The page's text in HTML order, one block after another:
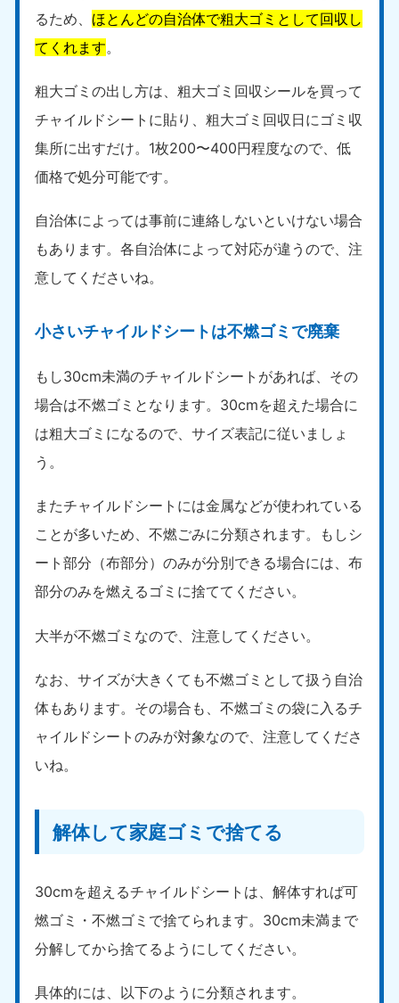
るため、 ほとんどの自治体で粗大ゴミとして回収し
てくれます。
粗大ゴミの出し方は、粗大ゴミ回収シールを買って
チャイルドシートに貼り、粗大ゴミ回収日にゴミ収
集所に出すだけ。1枚200〜400円程度なので、低
価格で処分可能です。
自治体によっては事前に連絡しないといけない場合
もあります。各自治体によって対応が違うので、注
意してくださいね。
小さいチャイルドシートは不燃ゴミで廃棄
もし30cm未満のチャイルドシートがあれば、その
場合は不燃ゴミとなります。30cmを超えた場合に
は粗大ゴミになるので、サイズ表記に従いましょ
う。
またチャイルドシートには金属などが使われている
ことが多いため、不燃ごみに分類されます。もしシ
ート部分（布部分）のみが分別できる場合には、布
部分のみを燃えるゴミに捨ててください。
大半が不燃ゴミなので、注意してください。
なお、サイズが大きくても不燃ゴミとして扱う自治
体もあります。その場合も、不燃ゴミの袋に入るチ
ャイルドシートのみが対象なので、注意してくださ
いね。
解体して家庭ゴミで捨てる
30cmを超えるチャイルドシートは、解体すれば可
燃ゴミ・不燃ゴミで捨てられます。30cm未満まで
分解してから捨てるようにしてください。
具体的には、以下のように分類されます。